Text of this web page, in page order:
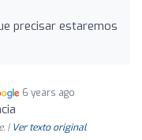
precisar estaremos
6 years ago
| Ver texto original